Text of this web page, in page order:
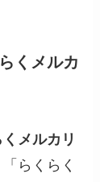
くメルカ
くメルカリ
らくらく